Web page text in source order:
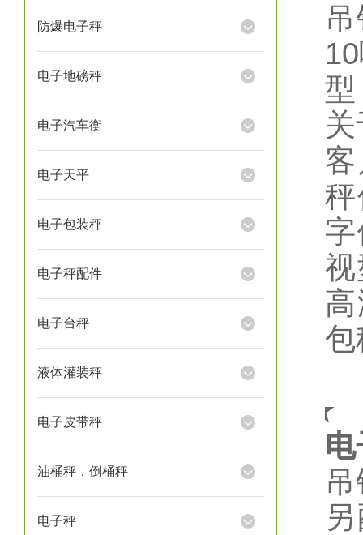
防爆电子秤
电子地磅秤
电子汽车衡
电子天平
电子包装秤
电子秤配件
电子台秤
液体灌装秤
电子皮带秤
油桶秤，倒桶秤
电子秤
型
包
★